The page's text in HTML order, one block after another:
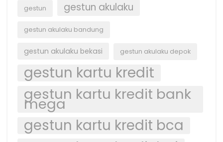
gestun gestun akulaku
gestun akulaku bandung
gestun akulaku bekasi gestun akulaku depok
gestun kartu kredit
gestun kartu kredit bank
mega
gestun kartu kredit bca